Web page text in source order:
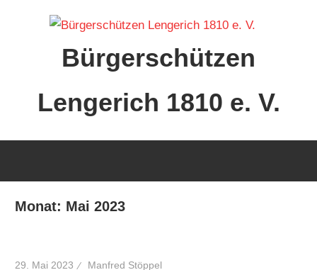
Bürgerschützen
Lengerich 1810 e. V.
Monat: Mai 2023
29. Mai 2023 Manfred Stöppel